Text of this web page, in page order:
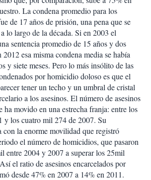
La condena promedio para los
de 17 años de prisión, una pena que se
lo largo de la década. Si en 2003 el
sentencia promedio de 15 años y dos
2012 esa misma condena media se había
y siete meses. Pero lo más insólito de las
por homicidio doloso es que el
tener un techo y un umbral de cristal
a los asesinos. El número de asesinos
ha movido en una estrecha franja: entre los
y los cuatro mil 274 de 2007. Su
con la enorme movilidad que registró
el número de homicidios, que pasaron
entre 2004 y 2007 a superar los 25mil
el ratio de asesinos encarcelados por
desde 47% en 2007 a 14% en 2011.